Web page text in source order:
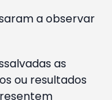
a observar
as
ou resultados